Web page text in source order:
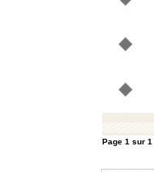
Page 1 sur 1